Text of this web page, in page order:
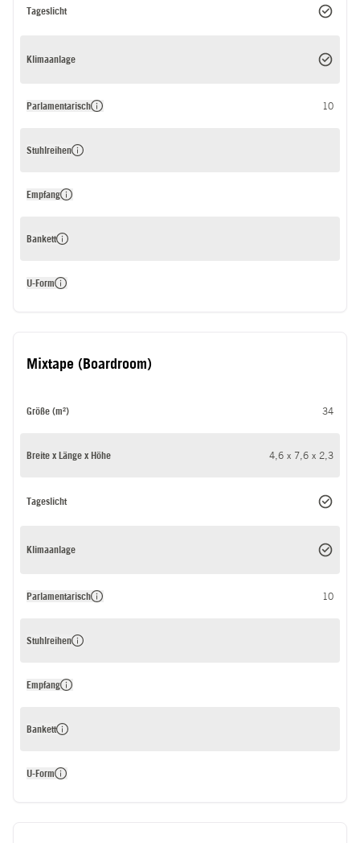
Tageslicht
Klimaanlage
Parlamentarisch 10
Stuhlreihen
Empfang
Bankett
U-Form
Mixtape (Boardroom)
Größe (m²) 34
Breite x Länge x Höhe 4,6 x 7,6 x 2,3
Tageslicht
Klimaanlage
Parlamentarisch 10
Stuhlreihen
Empfang
Bankett
U-Form